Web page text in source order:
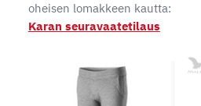
oheisen lomakkeen kautta:
Karan seuravaatetilaus